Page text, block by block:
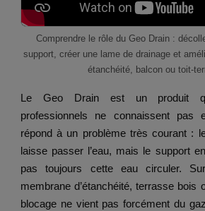
Comprendre le rôle du Geo Drain :
support, créer une lame de drainage et
étanchéité, balcon ou toit-
Le Geo Drain est un produit
professionnels ne connaissent pas
répond à un problème très courant :
laisse passer l’eau, mais le support
pas toujours cette eau circuler.
membrane d’étanchéité, terrasse bois
blocage ne vient pas forcément du